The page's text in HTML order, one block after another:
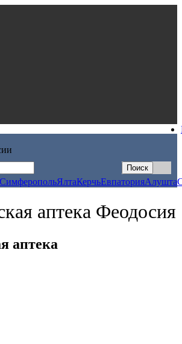
СимферопольЯлтаКерчьЕвпаторияАлушта
аптека Феодосия
аптека